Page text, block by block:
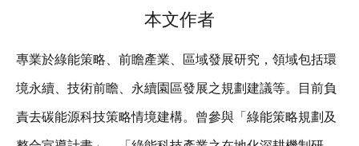
本文作者
專業於綠能策略、前瞻產業、區域發展研究，領域包括環
境永續、技術前瞻、永續園區發展之規劃建議等。目前負
責去碳能源科技策略情境建構。曾參與「綠能策略規劃及